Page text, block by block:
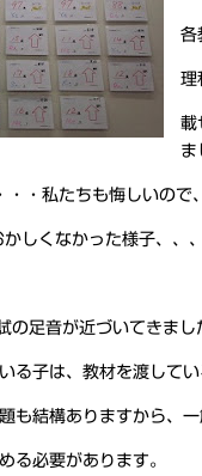
各
理
載
ま
・私たちも悔しいので
しくなかった様子、、
足音が近づいてきまし
る子は、教材を渡して
も結構ありますから、一
る必要があります。